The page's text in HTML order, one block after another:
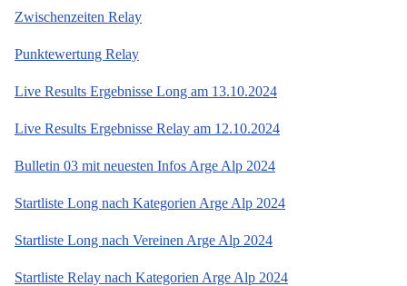
Zwischenzeiten Relay
Punktewertung Relay
Live Results Ergebnisse Long am 13.10.2024
Live Results Ergebnisse Relay am 12.10.2024
Bulletin 03 mit neuesten Infos Arge Alp 2024
Startliste Long nach Kategorien Arge Alp 2024
Startliste Long nach Vereinen Arge Alp 2024
Startliste Relay nach Kategorien Arge Alp 2024